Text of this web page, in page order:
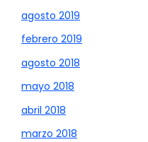
agosto 2019
febrero 2019
agosto 2018
mayo 2018
abril 2018
marzo 2018